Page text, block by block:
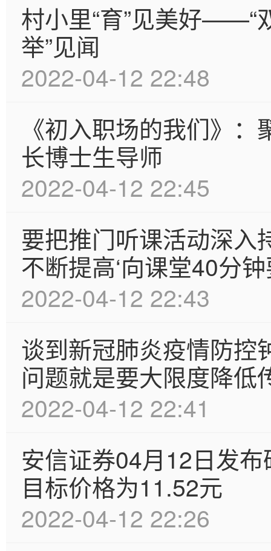
村小里“育”见美好——“
举”见闻
2022-04-12 22:48
《初入职场的我们》
长博士生导师
2022-04-12 22:45
要把推门听课活动深入
不断提高‘向课堂40分
2022-04-12 22:43
谈到新冠肺炎疫情防控
问题就是要大限度降低
2022-04-12 22:41
安信证券04月12日发
目标价格为11.52元
2022-04-12 22:26